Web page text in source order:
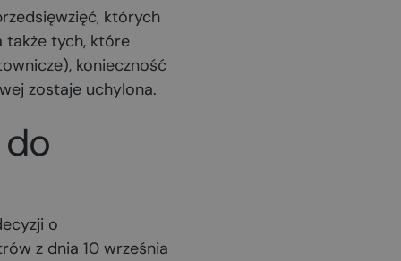
których
także tych, które
konieczność
zostaje uchylona.
o
z dnia 10 września